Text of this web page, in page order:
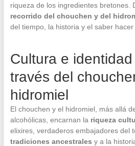
riqueza de los ingredientes bretones.
recorrido del chouchen y del
del tiempo, la historia y el saber hacer
Cultura e
través del
hidromiel
El chouchen y el hidromiel, más allá
alcohólicas, encarnan la riqueza
elixires, verdaderos embajadores del
tradiciones ancestrales y a la